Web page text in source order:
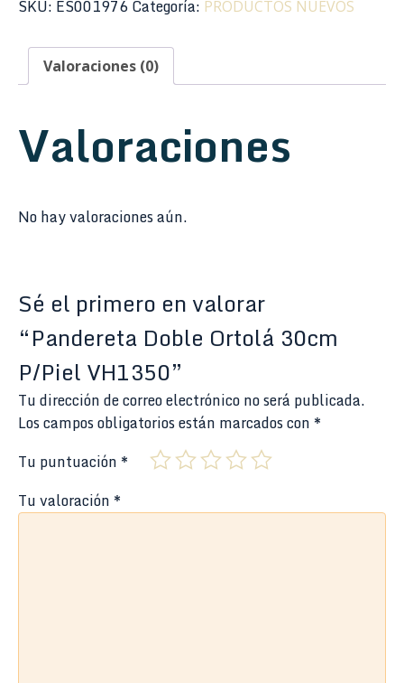
SKU: ES001976Categoría: PRODUCTOS NUEVOS
Valoraciones (0)
Valoraciones
No hay valoraciones aún.
Sé el primero en valorar
“Pandereta Doble Ortolá 30cm
P/Piel VH1350”
Tu dirección de correo electrónico no será publicada.
Los campos obligatorios están marcados con *
Tu puntuación *
Tu valoración *